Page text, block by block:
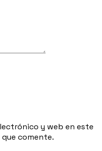
y web en este
comente.